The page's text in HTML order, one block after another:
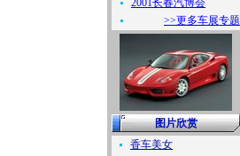
2001长春汽博会
>>更多车展专题
图片欣赏
香车美女